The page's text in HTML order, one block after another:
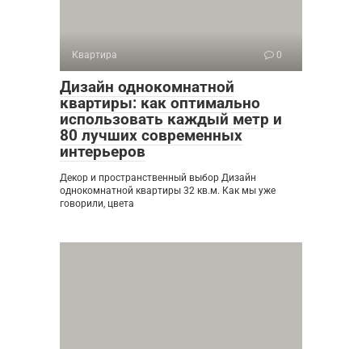
Квартира 0
Дизайн однокомнатной
квартиры: как оптимально
использовать каждый метр и
80 лучших современных
интерьеров
Декор и пространственный выбор Дизайн
однокомнатной квартиры 32 кв.м. Как мы уже
говорили, цвета